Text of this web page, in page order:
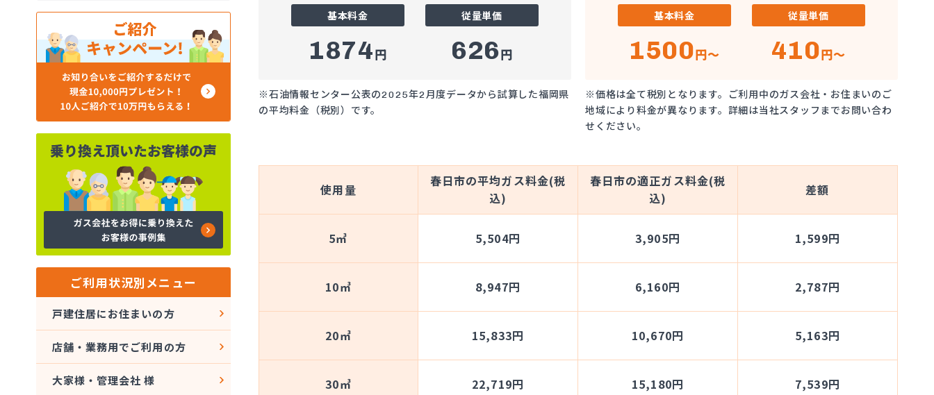
基本料金
1874円
従量単価
626円
※石油情報センター公表の2025年2月度データから試算した福岡県
の平均料金（税別）です。
基本料金
1500円～
従量単価
410円～
※価格は全て税別となります。ご利用中のガス会社・お住まいのご
地域により料金が異なります。詳細は当社スタッフまでお問い合わ
せください。
使用量
春日市の平均ガス料金(税
込)
春日市の適正ガス料金(税
込)
差額
5㎥ 5,504円 3,905円 1,599円
10㎥ 8,947円 6,160円 2,787円
20㎥ 15,833円 10,670円 5,163円
30㎥ 22,719円 15,180円 7,539円
ご利用状況別メニュー
戸建住居にお住まいの方
店舗・業務用でご利用の方
大家様・管理会社 様